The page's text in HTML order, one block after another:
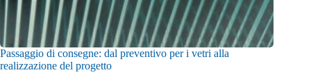
Passaggio di consegne: dal preventivo per i vetri alla
realizzazione del progetto